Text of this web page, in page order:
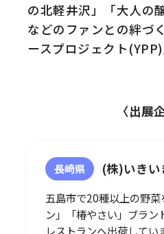
の北軽井沢」「大人の
などのファンとの絆づ
ースプロジェクト(YPP)
〈出展
長崎県 (株)いき
五島市で20種以上の野
ン」「椿やさい」ブラン
レストランへ出荷してい